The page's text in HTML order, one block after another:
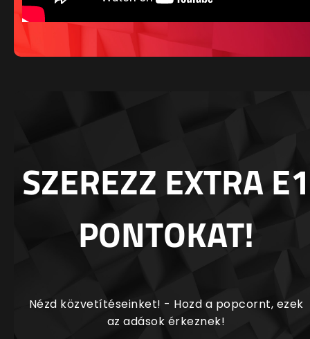
SZEREZZ EXTRA E1
PONTOKAT!
Nézd közvetítéseinket! - Hozd a popcornt, ezek
az adások érkeznek!